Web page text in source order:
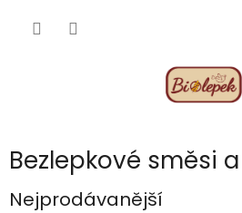
Bezlepkové směsi
Nejprodávanější